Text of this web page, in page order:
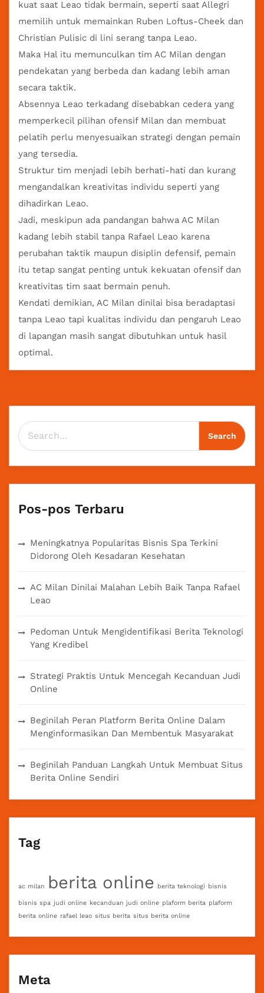
kuat saat Leao tidak bermain, seperti saat Allegri
memilih untuk memainkan Ruben Loftus-Cheek dan
Christian Pulisic di lini serang tanpa Leao.
Maka Hal itu memunculkan tim AC Milan dengan
pendekatan yang berbeda dan kadang lebih aman
secara taktik.
Absennya Leao terkadang disebabkan cedera yang
memperkecil pilihan ofensif Milan dan membuat
pelatih perlu menyesuaikan strategi dengan pemain
yang tersedia.
Struktur tim menjadi lebih berhati-hati dan kurang
mengandalkan kreativitas individu seperti yang
dihadirkan Leao.
Jadi, meskipun ada pandangan bahwa AC Milan
kadang lebih stabil tanpa Rafael Leao karena
perubahan taktik maupun disiplin defensif, pemain
itu tetap sangat penting untuk kekuatan ofensif dan
kreativitas tim saat bermain penuh.
Kendati demikian, AC Milan dinilai bisa beradaptasi
tanpa Leao tapi kualitas individu dan pengaruh Leao
di lapangan masih sangat dibutuhkan untuk hasil
optimal.
Search for:
Pos-pos Terbaru
Meningkatnya Popularitas Bisnis Spa Terkini
Didorong Oleh Kesadaran Kesehatan
AC Milan Dinilai Malahan Lebih Baik Tanpa Rafael
Leao
Pedoman Untuk Mengidentifikasi Berita Teknologi
Yang Kredibel
Strategi Praktis Untuk Mencegah Kecanduan Judi
Online
Beginilah Peran Platform Berita Online Dalam
Menginformasikan Dan Membentuk Masyarakat
Beginilah Panduan Langkah Untuk Membuat Situs
Berita Online Sendiri
Tag
ac milan berita online berita teknologi bisnis
bisnis spa judi online kecanduan judi online plaform berita plaform
berita online rafael leao situs berita situs berita online
Meta